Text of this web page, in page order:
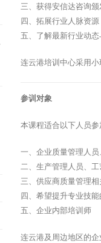
三、获得安信达咨询
四、拓展行业人脉资
五、了解最新行业动
连云港培训中心采用
参训对象
本课程适合以下人员参
一、企业质量管理人
二、生产管理人员、
三、供应商质量管理
四、希望提升专业技
五、企业内部培训师
连云港及周边地区的